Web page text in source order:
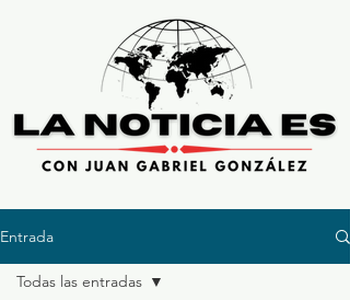
Entrada
Todas las entradas